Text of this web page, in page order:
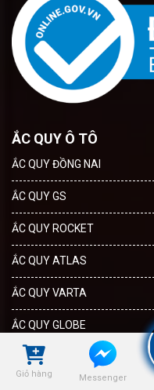
Giỏ hàng Messenger
ẮC QUY Ô TÔ
ẮC QUY ĐỒNG NAI
ẮC QUY GS
ẮC QUY ROCKET
ẮC QUY ATLAS
ẮC QUY VARTA
ẮC QUY GLOBE
CHÍNH SÁCH
CHÍNH SÁCH MUA HÀNG